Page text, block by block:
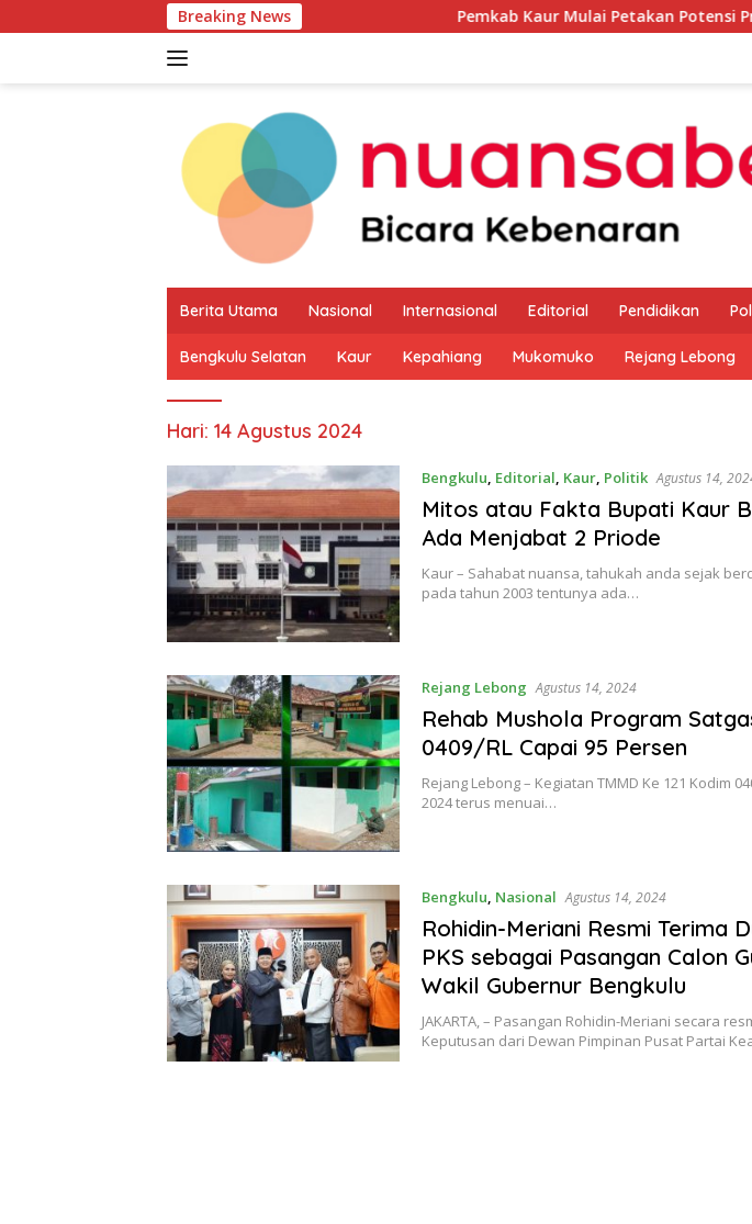
ke
Breaking News Pemkab Kaur Mulai Petakan Potensi Produk
Berita Utama Nasional Internasional Editorial Pendidikan
Bengkulu Selatan Kaur Kepahiang Mukomuko Rejang Lebong
Hari: 14 Agustus 2024
Bengkulu, Editorial, Kaur, Politik Agustus 14,
Mitos atau Fakta Bupati Kaur
Ada Menjabat 2 Priode
Kaur – Sahabat nuansa, tahukah anda sejak
pada tahun 2003 tentunya ada…
Rejang Lebong Agustus 14, 2024
Rehab Mushola Program
0409/RL Capai 95 Persen
Rejang Lebong – Kegiatan TMMD Ke 121 Kodim
2024 terus menuai…
Bengkulu, Nasional Agustus 14, 2024
Rohidin-Meriani Resmi Terima
PKS sebagai Pasangan Calon
Wakil Gubernur Bengkulu
JAKARTA, – Pasangan Rohidin-Meriani secara
Keputusan dari Dewan Pimpinan Pusat Partai